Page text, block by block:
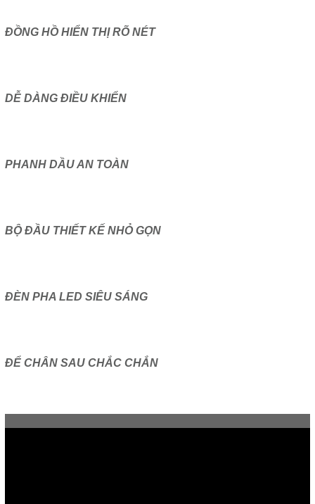
ĐỒNG HỒ HIỂN THỊ RÕ NÉT
DỄ DÀNG ĐIỀU KHIỂN
PHANH DẦU AN TOÀN
BỘ ĐẦU THIẾT KẾ NHỎ GỌN
ĐÈN PHA LED SIÊU SÁNG
ĐỂ CHÂN SAU CHẮC CHẮN